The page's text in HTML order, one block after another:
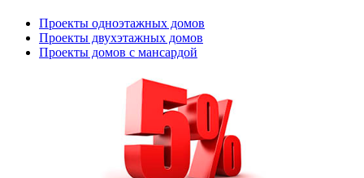
Проекты одноэтажных домов
Проекты двухэтажных домов
Проекты домов с мансардой